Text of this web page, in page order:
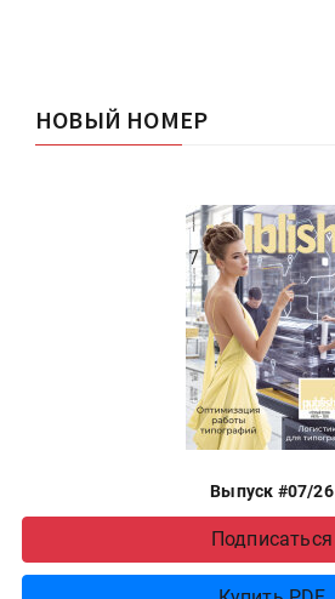
НОВЫЙ НОМЕР
Выпуск #07/26
Подписаться